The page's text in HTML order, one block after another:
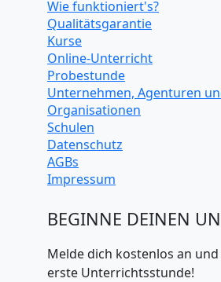
Wie funktioniert's?
Qualitätsgarantie
Kurse
Online-Unterricht
Probestunde
Unternehmen, Agenturen
Organisationen
Schulen
Datenschutz
AGBs
Impressum
BEGINNE DEINEN
Melde dich kostenlos an
erste Unterrichtsstunde!